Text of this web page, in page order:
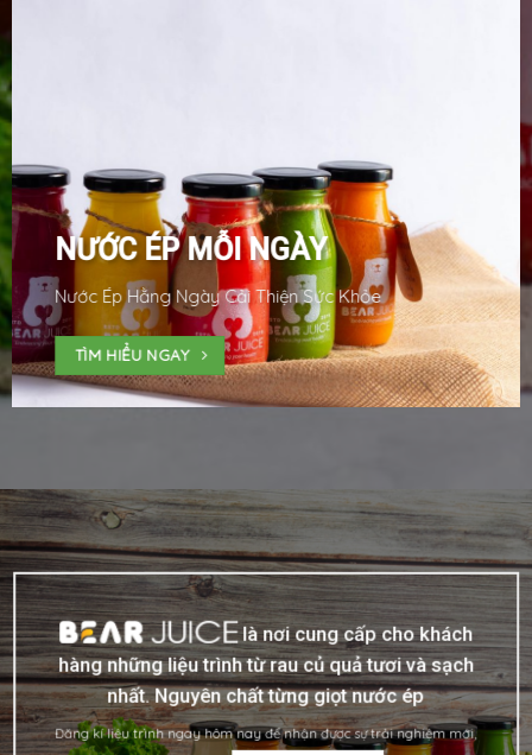
NƯỚC ÉP MỖI NGÀY
Nước Ép Hằng Ngày Cải Thiện Sức Khỏe
TÌM HIỂU NGAY
là nơi cung cấp cho khách
hàng những liệu trình từ rau củ quả tươi và sạch
nhất. Nguyên chất từng giọt nước ép
Đăng kí liệu trình ngay hôm nay để nhận được sự trải nghiệm mới,